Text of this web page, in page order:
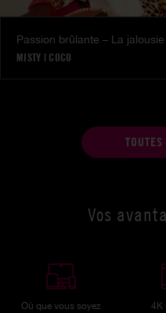
Passion brûlante – La jalousie
MISTY | COCO
Vos
Où que vous soyez 4K